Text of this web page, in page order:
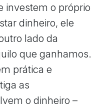
investem o próprio
dinheiro, ele
lado da
que ganhamos.
prática e
as
o dinheiro –